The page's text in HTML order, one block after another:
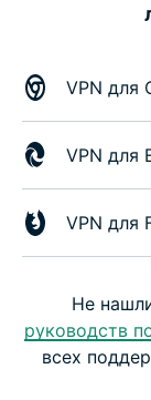
VPN для
VPN для
VPN для
Не
руководств
всех